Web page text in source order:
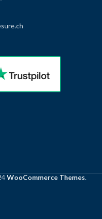
WooCommerce Themes.